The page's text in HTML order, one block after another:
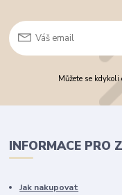
Můžete se
INFORMACE PRO
Jak nakupovat